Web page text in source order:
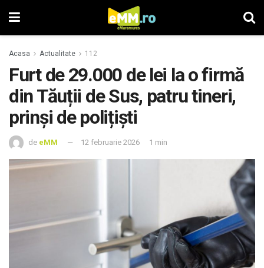
Acasa Actualitate 112
Furt de 29.000 de lei la o firmă
din Tăuții de Sus, patru tineri,
prinși de polițiști
de eMM 12 februarie 2026 1 min